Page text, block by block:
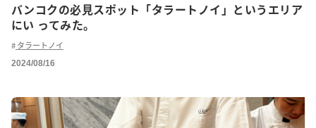
バンコクの必見スポット「タラートノイ」というエリア
にい ってみた。
タラートノイ
2024/08/16